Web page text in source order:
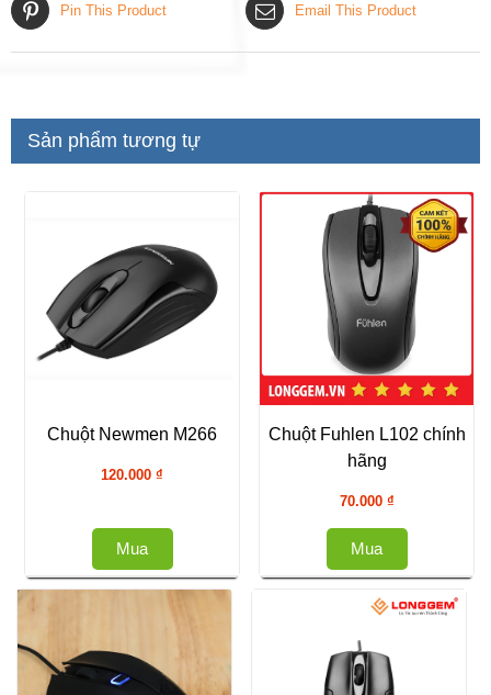
Pin This Product Email This Product
Sản phẩm tương tự
Chuột Newmen M266
120.000₫
Mua
Chuột Fuhlen L102 chính
hãng
70.000 ₫
Mua